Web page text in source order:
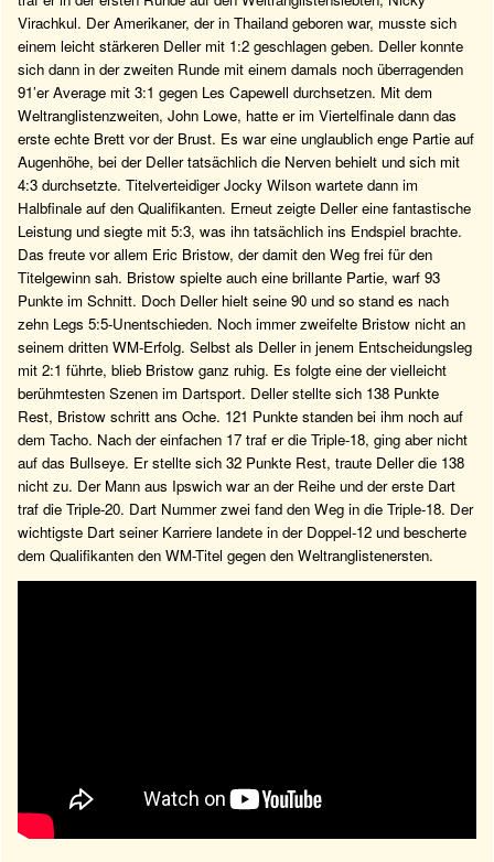
Virachkul. Der Amerikaner, der in Thailand geboren war, musste sich
einem leicht stärkeren Deller mit 1:2 geschlagen geben. Deller konnte
sich dann in der zweiten Runde mit einem damals noch überragenden
91’er Average mit 3:1 gegen Les Capewell durchsetzen. Mit dem
Weltranglistenzweiten, John Lowe, hatte er im Viertelfinale dann das
erste echte Brett vor der Brust. Es war eine unglaublich enge Partie auf
Augenhöhe, bei der Deller tatsächlich die Nerven behielt und sich mit
4:3 durchsetzte. Titelverteidiger Jocky Wilson wartete dann im
Halbfinale auf den Qualifikanten. Erneut zeigte Deller eine fantastische
Leistung und siegte mit 5:3, was ihn tatsächlich ins Endspiel brachte.
Das freute vor allem Eric Bristow, der damit den Weg frei für den
Titelgewinn sah. Bristow spielte auch eine brillante Partie, warf 93
Punkte im Schnitt. Doch Deller hielt seine 90 und so stand es nach
zehn Legs 5:5-Unentschieden. Noch immer zweifelte Bristow nicht an
seinem dritten WM-Erfolg. Selbst als Deller in jenem Entscheidungsleg
mit 2:1 führte, blieb Bristow ganz ruhig. Es folgte eine der vielleicht
berühmtesten Szenen im Dartsport. Deller stellte sich 138 Punkte
Rest, Bristow schritt ans Oche. 121 Punkte standen bei ihm noch auf
dem Tacho. Nach der einfachen 17 traf er die Triple-18, ging aber nicht
auf das Bullseye. Er stellte sich 32 Punkte Rest, traute Deller die 138
nicht zu. Der Mann aus Ipswich war an der Reihe und der erste Dart
traf die Triple-20. Dart Nummer zwei fand den Weg in die Triple-18. Der
wichtigste Dart seiner Karriere landete in der Doppel-12 und bescherte
dem Qualifikanten den WM-Titel gegen den Weltranglistenersten.